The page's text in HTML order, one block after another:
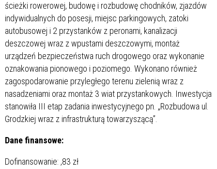
ścieżki rowerowej, budowę i rozbudowę chodników, zjazdów
indywidualnych do posesji, miejsc parkingowych, zatoki
autobusowej i 2 przystanków z peronami, kanalizacji
deszczowej wraz z wpustami deszczowymi, montaż
urządzeń bezpieczeństwa ruch drogowego oraz wykonanie
oznakowania pionowego i poziomego. Wykonano również
zagospodarowanie przyległego terenu zielenią wraz z
nasadzeniami oraz montaż 3 wiat przystankowych. Inwestycja
stanowiła III etap zadania inwestycyjnego pn. „Rozbudowa ul.
Grodzkiej wraz z infrastrukturą towarzyszącą”.
Dane finansowe:
Dofinansowanie: ,83 zł